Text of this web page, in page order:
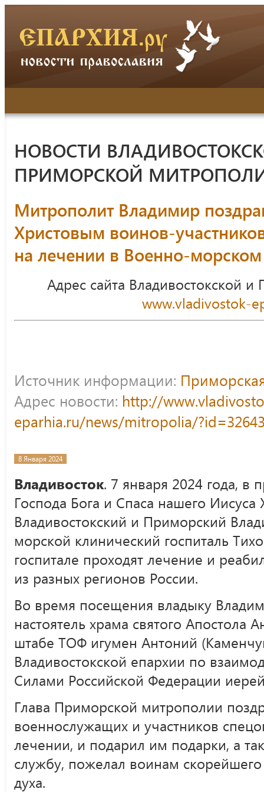
НОВОСТИ
ПРИМОРСКОЙ
Митрополит Владимир
Христовым воинов-
на лечении в Военно-
Адрес сайта Владивостокской
www.vladivostok-
Источник информации:
Адрес новости: http://
eparhia.ru/news/mitropolia/
8 Января 2024
Владивосток. 7 января 2024 года, в
Господа Бога и Спаса нашего Иисуса
Владивостокский и Приморский
морской клинический госпиталь
госпитале проходят лечение и
из разных регионов России.
Во время посещения владыку
настоятель храма святого Апостола
штабе ТОФ игумен Антоний
Владивостокской епархии по
Силами Российской Федерации
Глава Приморской митрополии
военнослужащих и участников
лечении, и подарил им подарки, а
службу, пожелал воинам
духа.